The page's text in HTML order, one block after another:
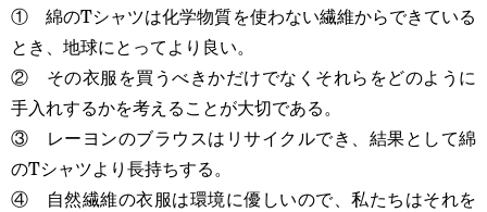
① 綿のTシャツは化学物質を使わない繊維からできている
とき、地球にとってより良い。
② その衣服を買うべきかだけでなくそれらをどのように
手入れするかを考えることが大切である。
③ レーヨンのブラウスはリサイクルでき、結果として綿
のTシャツより長持ちする。
④ 自然繊維の衣服は環境に優しいので、私たちはそれを